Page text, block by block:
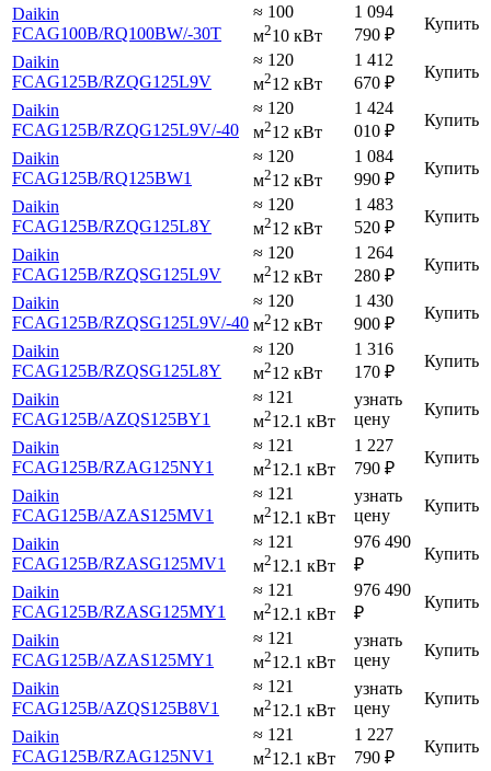
Daikin
FCAG100B/RQ100BW/-30T
≈ 100
м210 кВт
1 094
790 ₽
Купить
Daikin
FCAG125B/RZQG125L9V
≈ 120
м212 кВт
1 412
670 ₽
Купить
Daikin
FCAG125B/RZQG125L9V/-40
≈ 120
м212 кВт
1 424
010 ₽
Купить
Daikin
FCAG125B/RQ125BW1
≈ 120
м212 кВт
1 084
990 ₽
Купить
Daikin
FCAG125B/RZQG125L8Y
≈ 120
м212 кВт
1 483
520 ₽
Купить
Daikin
FCAG125B/RZQSG125L9V
≈ 120
м212 кВт
1 264
280 ₽
Купить
Daikin
FCAG125B/RZQSG125L9V/-40
≈ 120
м212 кВт
1 430
900 ₽
Купить
Daikin
FCAG125B/RZQSG125L8Y
≈ 120
м212 кВт
1 316
170 ₽
Купить
Daikin
FCAG125B/AZQS125BY1
≈ 121
м212.1 кВт
узнать
цену
Купить
Daikin
FCAG125B/RZAG125NY1
≈ 121
м212.1 кВт
1 227
790 ₽
Купить
Daikin
FCAG125B/AZAS125MV1
≈ 121
м212.1 кВт
узнать
цену
Купить
Daikin
FCAG125B/RZASG125MV1
≈ 121
м212.1 кВт
976 490
₽
Купить
Daikin
FCAG125B/RZASG125MY1
≈ 121
м212.1 кВт
976 490
₽
Купить
Daikin
FCAG125B/AZAS125MY1
≈ 121
м212.1 кВт
узнать
цену
Купить
Daikin
FCAG125B/AZQS125B8V1
≈ 121
м212.1 кВт
узнать
цену
Купить
Daikin
FCAG125B/RZAG125NV1
≈ 121
м212.1 кВт
1 227
790 ₽
Купить